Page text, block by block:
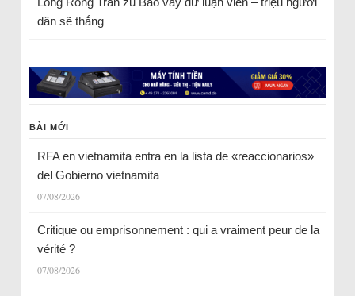
dân sẽ thắng
BÀI MỚI
RFA en vietnamita entra en la lista de «reaccionarios»
del Gobierno vietnamita
07/08/2026
Critique ou emprisonnement : qui a vraiment peur de la
vérité ?
07/08/2026